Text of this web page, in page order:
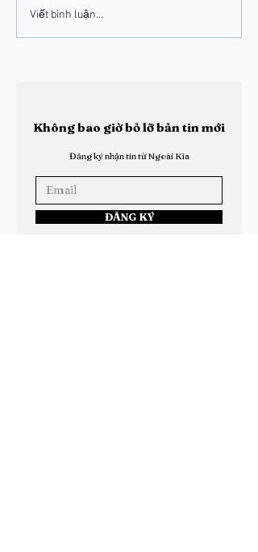
Học Viện Ngoài Kia:
Roychu Chính Thức
Viết bình luận...
Không bao giờ bỏ lỡ bản tin mới
Đăng ký nhận tin từ Ngoài Kia
ĐĂNG KÝ